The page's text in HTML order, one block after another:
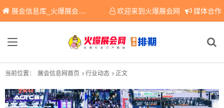
展会信息库_火爆展会网免费展会信息查询平台，提供专业会展服务！ 欢迎来到火爆展会网 媒体合作
当前位置： 展会信息网首页 行业动态 正文